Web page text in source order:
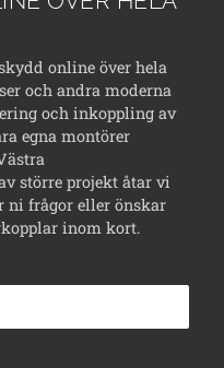
online över hela
och andra moderna
och inkoppling av
egna montörer
större projekt åtar vi
ni frågor eller önskar
inom kort.